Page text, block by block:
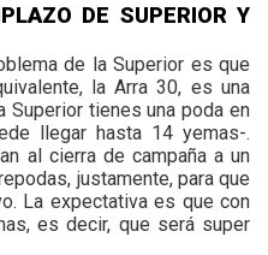
DE SUPERIOR Y
de la Superior es que
la Arra 30, es una
Superior tienes una poda en
llegar hasta 14 yemas-.
al cierra de campaña a un
justamente, para que
La expectativa es que con
es decir, que será super